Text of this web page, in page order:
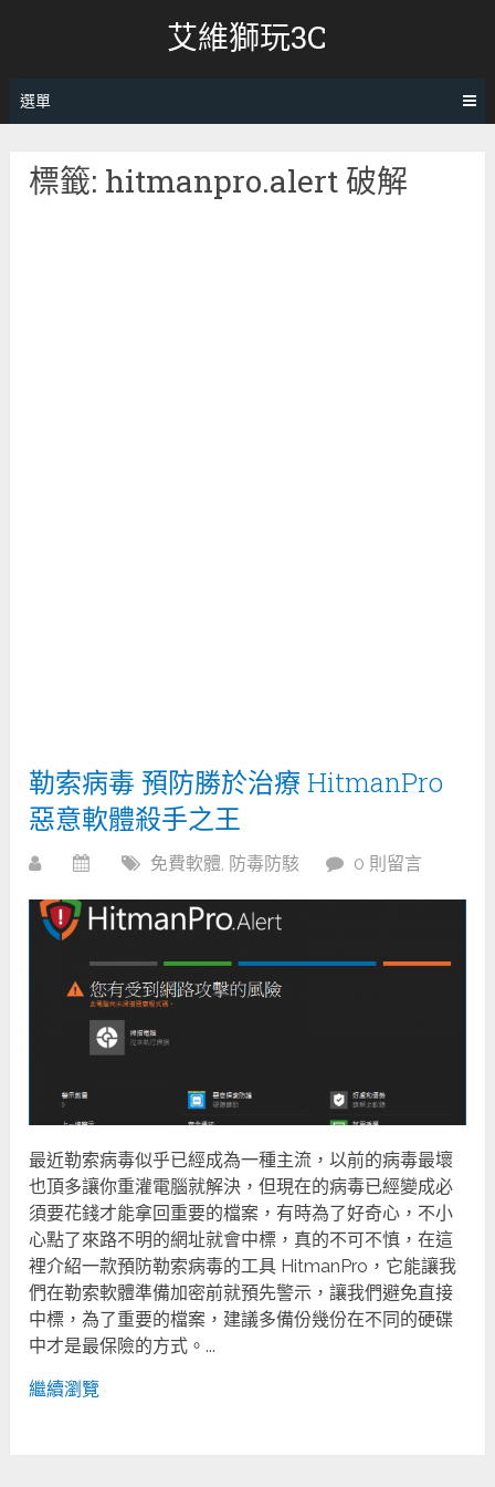
艾維獅玩3C
選單
標籤: hitmanpro.alert 破解
勒索病毒 預防勝於治療 HitmanPro
惡意軟體殺手之王
免費軟體, 防毒防駭 0 則留言
最近勒索病毒似乎已經成為一種主流，以前的病毒最壞
也頂多讓你重灌電腦就解決，但現在的病毒已經變成必
須要花錢才能拿回重要的檔案，有時為了好奇心，不小
心點了來路不明的網址就會中標，真的不可不慎，在這
裡介紹一款預防勒索病毒的工具 HitmanPro，它能讓我
們在勒索軟體準備加密前就預先警示，讓我們避免直接
中標，為了重要的檔案，建議多備份幾份在不同的硬碟
中才是最保險的方式。...
繼續瀏覽